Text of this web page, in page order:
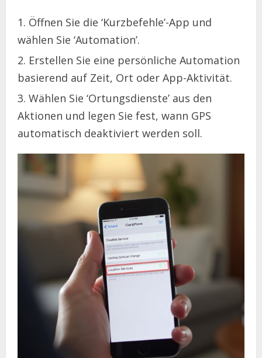
Öffnen Sie die ‘Kurzbefehle’-App und
wählen Sie ‘Automation’.
Erstellen Sie eine persönliche Automation
basierend auf Zeit, Ort oder App-Aktivität.
Wählen Sie ‘Ortungsdienste’ aus den
Aktionen und legen Sie fest, wann GPS
automatisch deaktiviert werden soll.